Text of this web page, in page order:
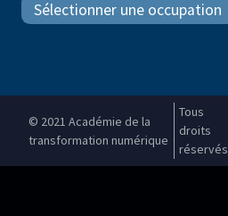
© 2021 Académie de la
transformation numérique
Tous
droits
réservés